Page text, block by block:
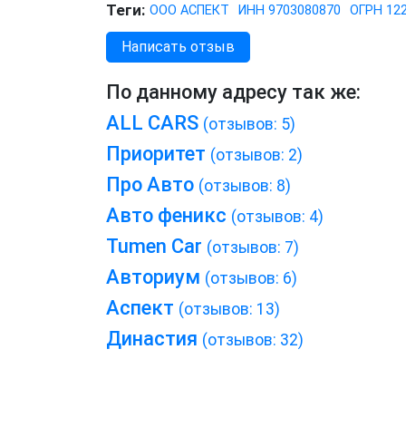
Теги: ООО АСПЕКТ ИНН 9703080870 ОГРН
Написать отзыв
По данному адресу так же:
ALL CARS (отзывов: 5)
Приоритет (отзывов: 2)
Про Авто (отзывов: 8)
Авто феникс (отзывов: 4)
Tumen Car (отзывов: 7)
Авториум (отзывов: 6)
Аспект (отзывов: 13)
Династия (отзывов: 32)